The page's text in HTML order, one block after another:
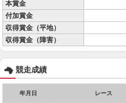
本賞金
付加賞金
収得賞金（平地）
収得賞金（障害）
競走成績
年月日 レース